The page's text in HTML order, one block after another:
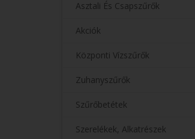
Asztali És Csapszűrők
Akciók
Központi Vízszűrők
Zuhanyszűrők
Szűrőbetétek
Szerelékek, Alkatrészek